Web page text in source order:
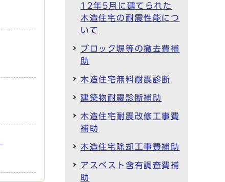
12年5月に建てられた
木造住宅の耐震性能につ
いて
ブロック塀等の撤去費補
助
木造住宅無料耐震診断
建築物耐震診断補助
木造住宅耐震改修工事費
補助
木造住宅除却工事費補助
アスベスト含有調査費補
助